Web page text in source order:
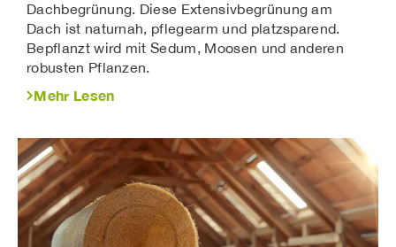
Dachbegrünung. Diese Extensivbegrünung am
Dach ist naturnah, pflegearm und platzsparend.
Bepflanzt wird mit Sedum, Moosen und anderen
robusten Pflanzen.
Mehr Lesen